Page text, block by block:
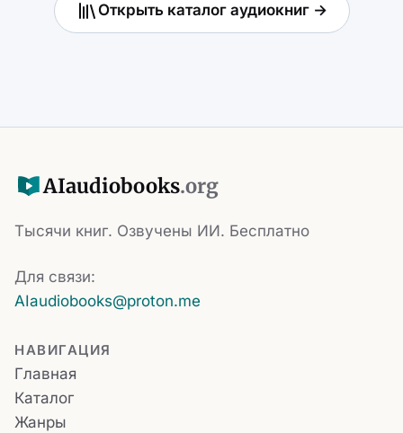
Открыть каталог аудиокниг →
AIaudiobooks.org
Тысячи книг. Озвучены ИИ. Бесплатно
Для связи:
AIaudiobooks@proton.me
НАВИГАЦИЯ
Главная
Каталог
Жанры